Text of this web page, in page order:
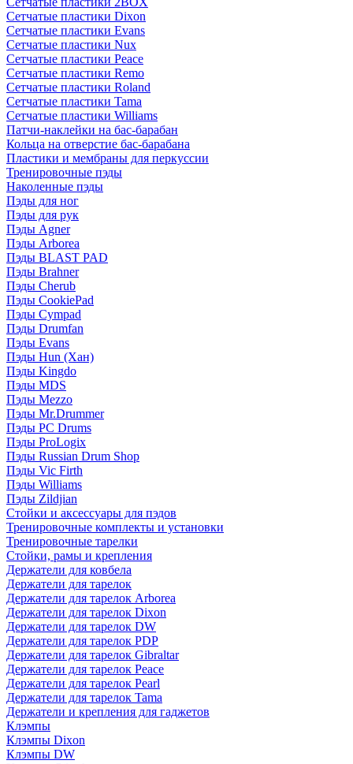
Сетчатые пластики Dixon
Сетчатые пластики Evans
Сетчатые пластики Nux
Сетчатые пластики Peace
Сетчатые пластики Remo
Сетчатые пластики Roland
Сетчатые пластики Tama
Сетчатые пластики Williams
Патчи-наклейки на бас-барабан
Кольца на отверстие бас-барабана
Пластики и мембраны для перкуссии
Тренировочные пэды
Наколенные пэды
Пэды для ног
Пэды для рук
Пэды Agner
Пэды Arborea
Пэды BLAST PAD
Пэды Brahner
Пэды Cherub
Пэды CookiePad
Пэды Cympad
Пэды Drumfan
Пэды Evans
Пэды Hun (Хан)
Пэды Kingdo
Пэды MDS
Пэды Mezzo
Пэды Mr.Drummer
Пэды PC Drums
Пэды ProLogix
Пэды Russian Drum Shop
Пэды Vic Firth
Пэды Williams
Пэды Zildjian
Стойки и аксессуары для пэдов
Тренировочные комплекты и установки
Тренировочные тарелки
Стойки, рамы и крепления
Держатели для ковбела
Держатели для тарелок
Держатели для тарелок Arborea
Держатели для тарелок Dixon
Держатели для тарелок DW
Держатели для тарелок PDP
Держатели для тарелок Gibraltar
Держатели для тарелок Peace
Держатели для тарелок Pearl
Держатели для тарелок Tama
Держатели и крепления для гаджетов
Клэмпы
Клэмпы Dixon
Клэмпы DW